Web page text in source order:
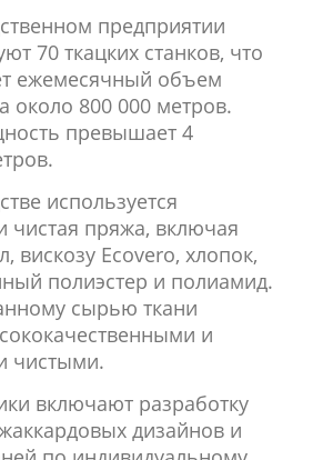
предприятии
70 ткацких станков, что
ежемесячный объем
около 800 000 метров.
превышает 4
используется
чистая пряжа, включая
вискозу Ecovero, хлопок,
полиэстер и полиамид.
сырью ткани
и
чистыми.
включают разработку
дизайнов и